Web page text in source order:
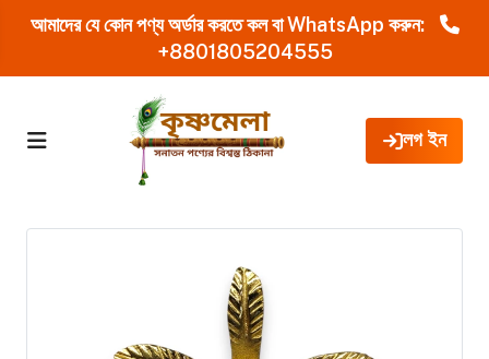
আমাদের যে কোন পণ্য অর্ডার করতে কল বা WhatsApp করুন:
+8801805204555
লগ ইন